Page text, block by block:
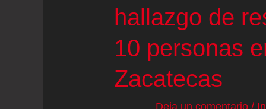
hallazgo de
10 personas
Zacatecas
Deja un comentario /